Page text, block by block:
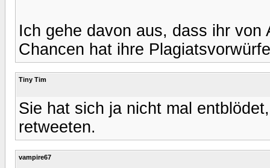
Ich gehe davon aus, dass ihr
Chancen hat ihre
Tiny Tim
Sie hat sich ja nicht mal
retweeten.
vampire67